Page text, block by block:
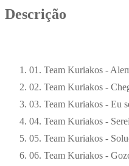
Descrição
01. Team Kuriakos -
02. Team Kuriakos -
03. Team Kuriakos - Eu
04. Team Kuriakos -
05. Team Kuriakos -
06. Team Kuriakos -